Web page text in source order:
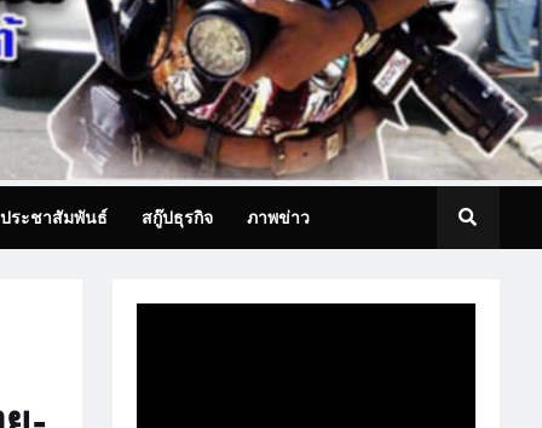
ประชาสัมพันธ์ สกู๊ปธุรกิจ ภาพข่าว